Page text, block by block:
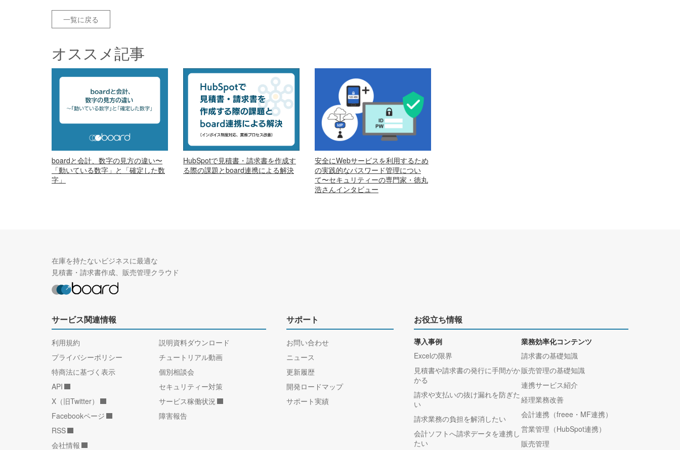
一覧に戻る
オススメ記事
boardと会計、数字の見方の違い〜
「動いている数字」と「確定した数
字」
HubSpotで見積書・請求書を作成す
る際の課題とboard連携による解決
安全にWebサービスを利用するため
の実践的なパスワード管理につい
て〜セキュリティーの専門家・徳丸
浩さんインタビュー
在庫を持たないビジネスに最適な
見積書・請求書作成、販売管理クラウド
サービス関連情報
利用規約
プライバシーポリシー
特商法に基づく表示
API
X（旧Twitter）
Facebookページ
RSS
会社情報
説明資料ダウンロード
チュートリアル動画
個別相談会
セキュリティー対策
サービス稼働状況
障害報告
サポート
お問い合わせ
ニュース
更新履歴
開発ロードマップ
サポート実績
お役立ち情報
導入事例
Excelの限界
見積書や請求書の発行に手間がか
かる
請求や支払いの抜け漏れを防ぎた
い
請求業務の負担を解消したい
会計ソフトへ請求データを連携し
たい
業務効率化コンテンツ
請求書の基礎知識
販売管理の基礎知識
連携サービス紹介
経理業務改善
会計連携（freee・MF連携）
営業管理（HubSpot連携）
販売管理